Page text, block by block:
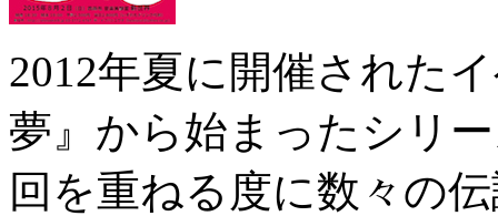
2012年夏に開催された
夢』から始まったシリ
回を重ねる度に数々の